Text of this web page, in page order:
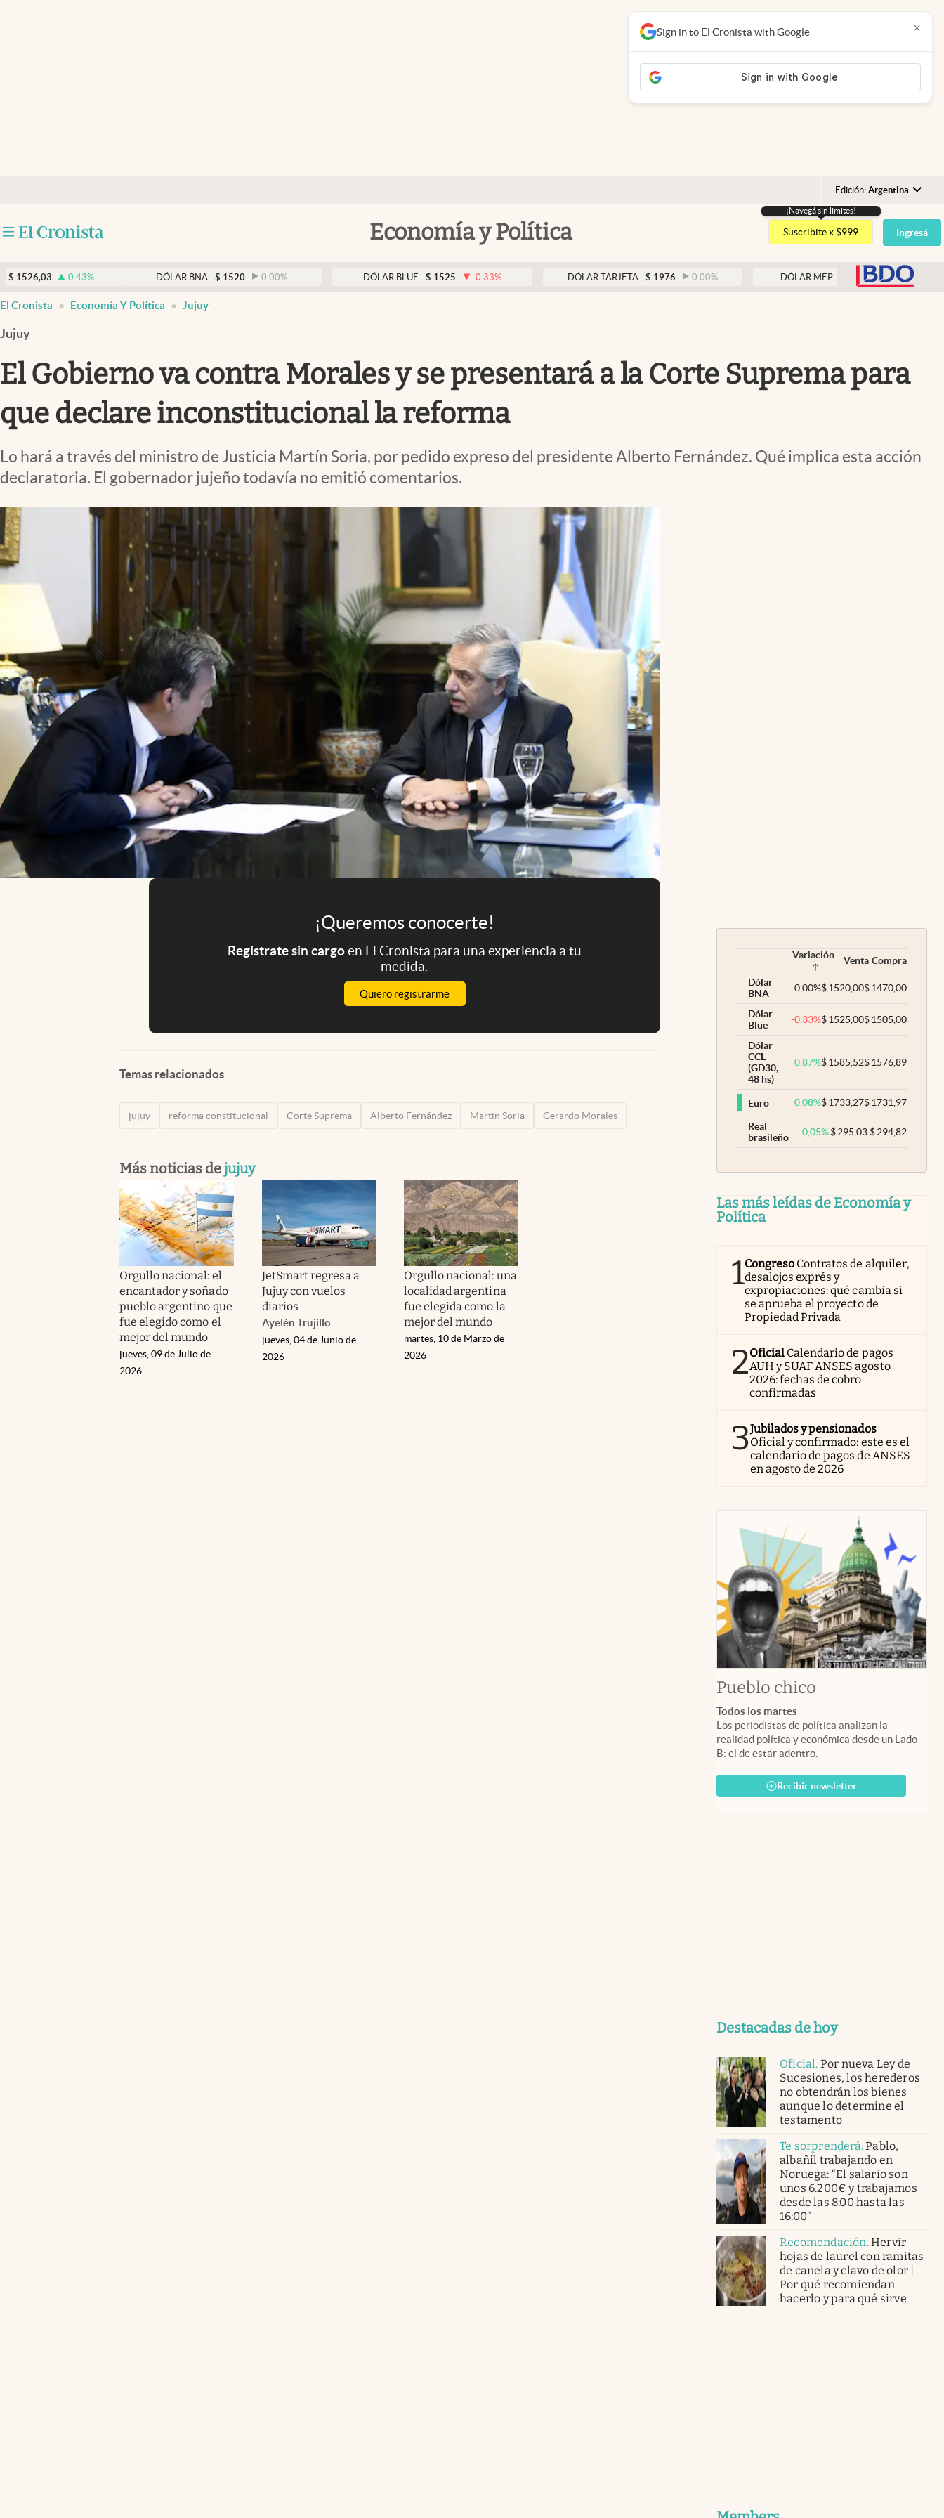
Edición: Argentina
Argentina
España
USA
Economía y Política
Clima
Eventos Corporativos
El Cronista Studio
Mediakit
abre en nueva pestaña
¡Navegá sin limites!
Suscribite x $999 Ingresá
0.43% DÓLAR BNA $ 1520 0.00% DÓLAR BLUE $ 1525 -0.33% DÓLAR TARJETA $ 1976 0.00% DÓLAR MEP $ 1526,03 0.43%
Sign in to El Cronista with Google ×
El Cronista Economía Y Política Jujuy
Jujuy
El Gobierno va contra Morales y se presentará a la Corte Suprema para
que declare inconstitucional la reforma
Lo hará a través del ministro de Justicia Martín Soria, por pedido expreso del presidente Alberto Fernández. Qué implica esta acción
declaratoria. El gobernador jujeño todavía no emitió comentarios.
¡Queremos conocerte!
Registrate sin cargoen El Cronista para una experiencia a tu
medida.
Quiero registrarme
Temas relacionados
jujuy reforma constitucional Corte Suprema Alberto Fernández Martin Soria Gerardo Morales
Más noticias dejujuy
Orgullo nacional: el
encantador y soñado
pueblo argentino que
fue elegido como el
mejor del mundo
jueves, 09 de Julio de
2026
JetSmart regresa a
Jujuy con vuelos
diarios
Ayelén Trujillo
jueves, 04 de Junio de
2026
Orgullo nacional: una
localidad argentina
fue elegida como la
mejor del mundo
martes, 10 de Marzo de
2026
Variación Venta Compra
Dólar
BNA
0,00%$1520,00$1470,00
Dólar
Blue
-0,33%$1525,00$1505,00
Dólar
CCL
(GD30,
48 hs)
0,87%$1585,52$1576,89
Euro 0,08%$1733,27$1731,97
Real
brasileño
0,05% $295,03 $294,82
Las más leídas de Economía y
Política
1Congreso Contratos de alquiler,
desalojos exprés y
expropiaciones: qué cambia si
se aprueba el proyecto de
Propiedad Privada
2Oficial Calendario de pagos
AUH y SUAF ANSES agosto
2026: fechas de cobro
confirmadas
3Jubilados y pensionados
Oficial y confirmado: este es el
calendario de pagos de ANSES
en agosto de 2026
Pueblo chico
Todos los martes
Los periodistas de política analizan la
realidad política y económica desde un Lado
B: el de estar adentro.
Recibir newsletter
Destacadas de hoy
Oficial. Por nueva Ley de
Sucesiones, los herederos
no obtendrán los bienes
aunque lo determine el
testamento
Te sorprenderá.Pablo,
albañil trabajando en
Noruega: “El salario son
unos 6.200€ y trabajamos
desde las 8:00 hasta las
16:00”
Recomendación.Hervir
hojas de laurel con ramitas
de canela y clavo de olor |
Por qué recomiendan
hacerlo y para qué sirve